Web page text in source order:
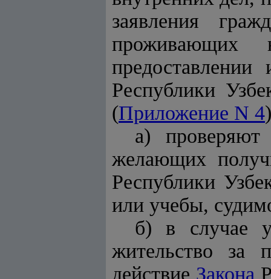
заявления
проживающих
Республики
(Приложение N 4
а) проверяют
желающих
Республики
или учебы,
б) в случае
жительство за
действие Закона